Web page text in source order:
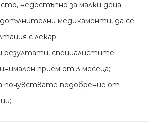
недостъпно за малки деца;
медикаменти, да се
с лекар;
резултати, специалистите
прием от 3 месеца;
почувствате подобрение от